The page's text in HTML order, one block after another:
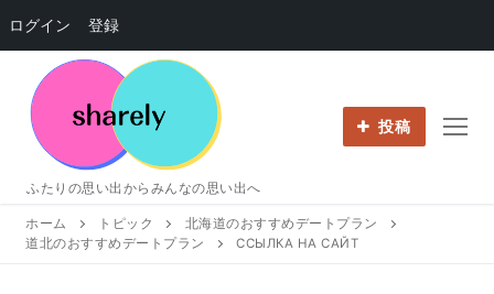
ログイン 登録
ふたりの思い出からみんなの思い出へ
投稿
ホーム トピック
北海道のおすすめデートプラン
道北のおすすめデートプラン
ССЫЛКА НА САЙТ